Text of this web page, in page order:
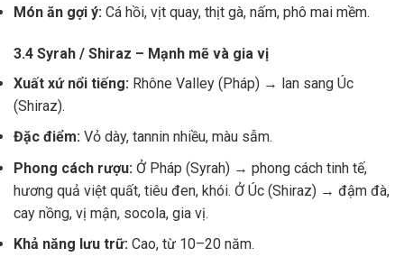
Món ăn gợi ý: Cá hồi, vịt quay, thịt gà, nấm, phô mai mềm.
3.4 Syrah / Shiraz – Mạnh mẽ và gia vị
Xuất xứ nổi tiếng: Rhône Valley (Pháp) → lan sang Úc
(Shiraz).
Đặc điểm: Vỏ dày, tannin nhiều, màu sẫm.
Phong cách rượu: Ở Pháp (Syrah) → phong cách tinh tế,
hương quả việt quất, tiêu đen, khói. Ở Úc (Shiraz) → đậm đà,
cay nồng, vị mận, socola, gia vị.
Khả năng lưu trữ: Cao, từ 10–20 năm.